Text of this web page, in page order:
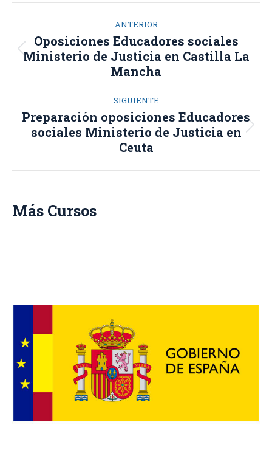
Navegación
entre
proyectos
ANTERIOR
Proyecto
anterior
Oposiciones Educadores sociales
Ministerio de Justicia en Castilla La
Mancha
SIGUIENTE
Proyecto
siguiente
Preparación oposiciones Educadores
sociales Ministerio de Justicia en
Ceuta
Más Cursos